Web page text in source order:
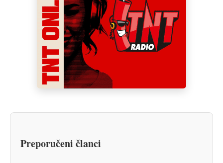
Preporučeni članci